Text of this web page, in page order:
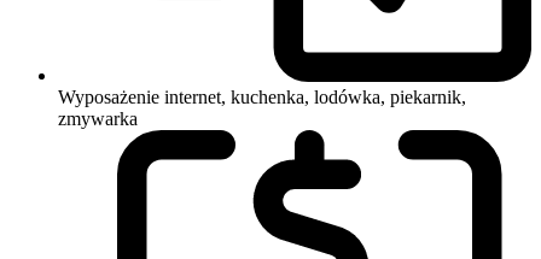
Wyposażenie internet, kuchenka, lodówka, piekarnik,
zmywarka